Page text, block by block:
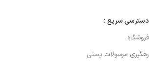
دسترسی سریع :
فروشگاه
رهگیری مرسولات پستی